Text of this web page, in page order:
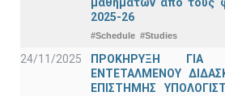
2025-26
#Schedule #Studies
24/11/2025
ΠΡΟΚΗΡΥΞΗ ΓΙΑ
ΕΝΤΕΤΑΛΜΕΝΟΥ
ΕΠΙΣΤΗΜΗΣ